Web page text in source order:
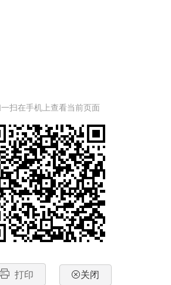
扫在手机上查看当前页面
打印 关闭